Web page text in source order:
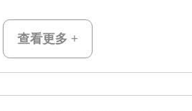
一、核心结论：报废车辆的车牌能
答案明确：满足法定条件即可保
查看更多 +